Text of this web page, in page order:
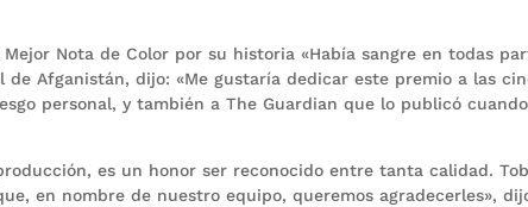
Nota de Color por su historia «Había sangre en todas
de Afganistán, dijo: «Me gustaría dedicar este premio a las
personal, y también a The Guardian que lo publicó
es un honor ser reconocido entre tanta calidad.
en nombre de nuestro equipo, queremos agradecerles»,